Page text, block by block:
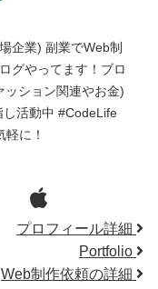
企業) 副業でWeb制
グやってます！ブロ
ッション関連やお金)
活動中 #CodeLife
に！
プロフィール詳細
Portfolio
Web制作依頼の詳細